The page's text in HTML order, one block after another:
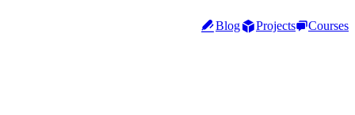
Blog Projects Courses